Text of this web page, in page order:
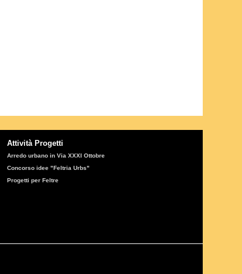
Attività Progetti
Arredo urbano in Via XXXI Ottobre
Concorso idee "Feltria Urbs"
Progetti per Feltre